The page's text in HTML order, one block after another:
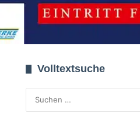
Volltextsuche